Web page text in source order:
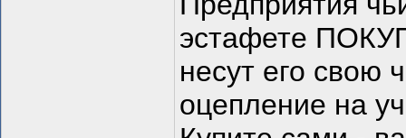
эстафете
несут его свою
оцепление на